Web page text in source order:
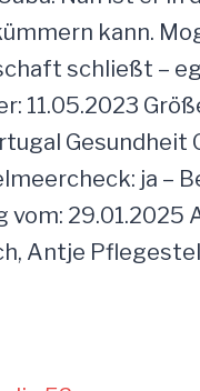
kann.
schließt –
11.05.2023
Gesundheit
ja –
vom: 29.01.2025
Antje